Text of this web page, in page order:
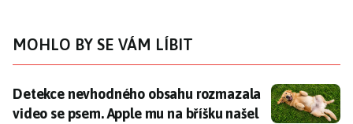
MOHLO BY SE VÁM LÍBIT
Detekce nevhodného obsahu rozmazala video se
Detekce nevhodného obsahu rozmazala
video se psem. Apple mu na bříšku našel